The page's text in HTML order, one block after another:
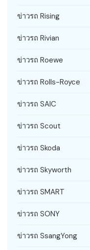
ข่าวรถ Rising
ข่าวรถ Rivian
ข่าวรถ Roewe
ข่าวรถ Rolls-Royce
ข่าวรถ SAIC
ข่าวรถ Scout
ข่าวรถ Skoda
ข่าวรถ Skyworth
ข่าวรถ SMART
ข่าวรถ SONY
ข่าวรถ SsangYong